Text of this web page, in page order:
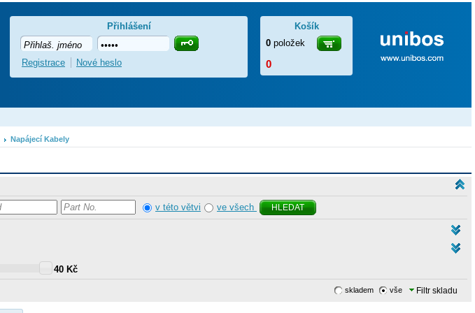
Napájecí Kabely
v této větvi ve všech HLEDAT
40 Kč
Filtr skladu
skladem vše
Košík
0 položek
0
Přihlášení
Registrace Nové heslo